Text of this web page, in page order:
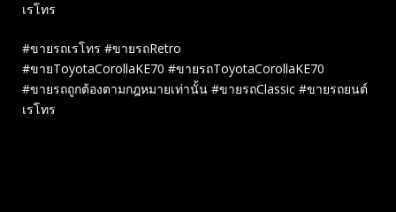
เรโทร
#ขายรถเรโทร #ขายรถRetro
#ขายToyotaCorollaKE70 #ขายรถToyotaCorollaKE70
#ขายรถถูกต้องตามกฎหมายเท่านั้น #ขายรถClassic #ขายรถยนต์
เรโทร